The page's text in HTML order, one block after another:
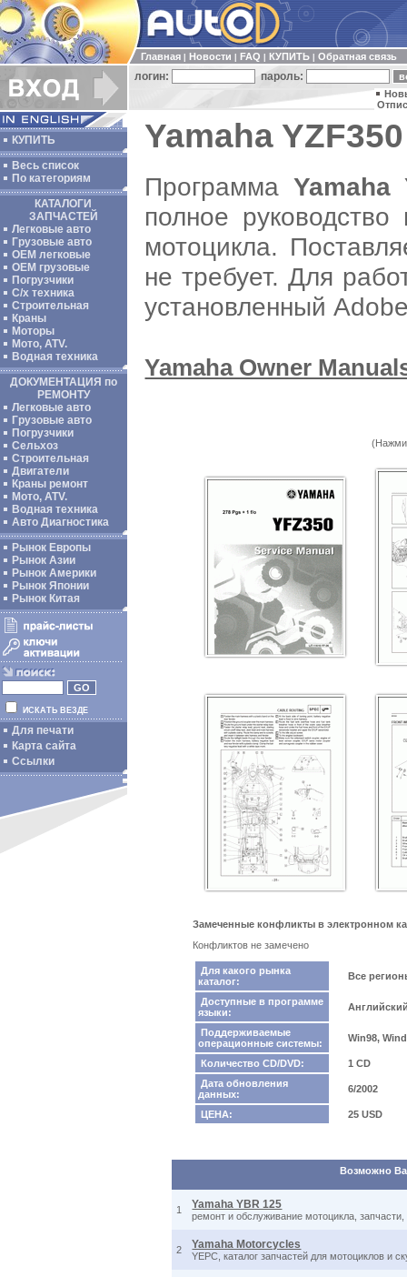
Главная Новости FAQ КУПИТЬ Обратная связь
логин: пароль:
КУПИТЬ
Весь список
По категориям
КАТАЛОГИ
ЗАПЧАСТЕЙ
Легковые авто
Грузовые авто
ОЕМ легковые
OEM грузовые
Погрузчики
С/х техника
Строительная
Краны
Моторы
Мото, ATV.
Водная техника
ДОКУМЕНТАЦИЯ по
РЕМОНТУ
Легковые авто
Грузовые авто
Погрузчики
Сельхоз
Строительная
Двигатели
Краны ремонт
Мото, ATV.
Водная техника
Авто Диагностика
Рынок Европы
Рынок Азии
Рынок Америки
Рынок Японии
Рынок Китая
ИСКАТЬ ВЕЗДЕ
Для печати
Карта сайта
Ссылки
Yamaha
ПрограммаYamaha
полное
мотоцикла.
не требует. Для
установленный
Yamaha Owner
Замеченные конфликты в электронном
Конфликтов не замечено
Для какого рынка
каталог:
Все
Доступные в программе
языки:
Поддерживаемые
операционные системы:
Win98,
Количество CD/DVD:
1 CD
Дата обновления
данных:
6/2002
ЦЕНА: 25 USD
Возможно
1 Yamaha YBR 125
ремонт и обслуживание мотоцикла,
2 Yamaha Motorcycles
YEPC, каталог запчастей для мотоциклов и